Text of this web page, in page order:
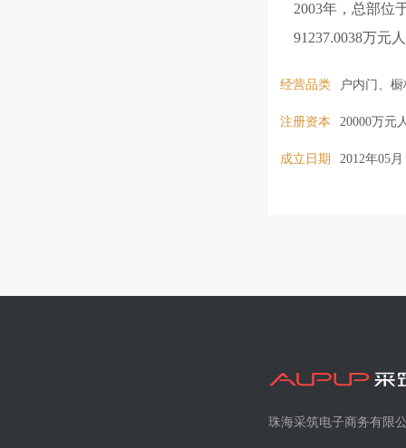
2003年，总部位
91237.0038万元
家居股份有限公
民币。依托索菲
力，为实现装配
备专业的销售、
服务态度、设计
持续创造价值，
经营品类
注册资本 20000万元
成立日期 2012年05月
珠海采筑电子商务有限